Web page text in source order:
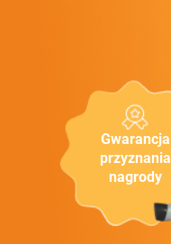
Gwarancja
przyznania
nagrody